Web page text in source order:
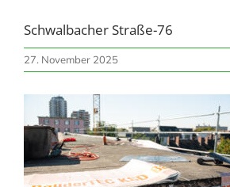
Schwalbacher Straße-76
27. November 2025